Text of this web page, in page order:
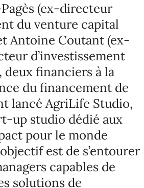
(ex-directeur
du venture capital
Antoine Coutant (ex-
d’investissement
deux financiers à la
du financement de
lancé AgriLife Studio,
up studio dédié aux
pour le monde
est de s’entourer
capables de
solutions de